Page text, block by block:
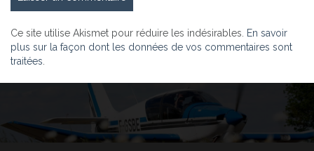
Ce site utilise Akismet pour réduire les indésirables. En savoir
plus sur la façon dont les données de vos commentaires sont
traitées